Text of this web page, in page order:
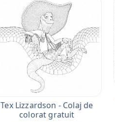
Tex Lizzardson - Colaj de
colorat gratuit